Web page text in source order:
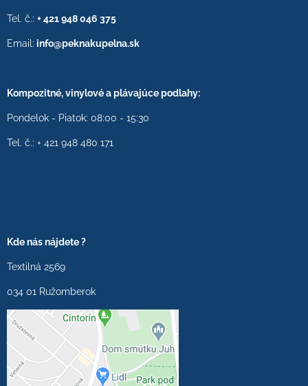
Tel. č.: + 421 948 046 375
Email: info@peknakupelna.sk
Kompozitné, vinylové a plávajúce podlahy:
Pondelok - Piatok: 08:00 - 15:30
Tel. č.: + 421 948 480 171
Kde nás nájdete ?
Textilná 2569
034 01 Ružomberok
Externý obsah je
blokovaný Voľbami
súkromia